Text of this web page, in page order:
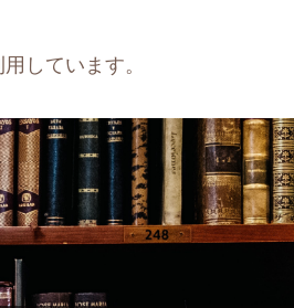
しています。